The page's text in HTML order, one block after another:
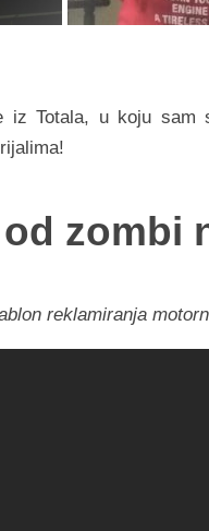
iz Totala, u koju
zombi
reklamiranja